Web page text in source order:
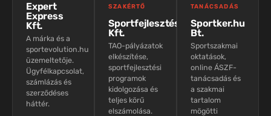
Expert
Express
Kft.
A márka és a
sportevolution.hu
üzemeltetője.
Ügyfélkapcsolat,
számlázás és
szerződéses
háttér.
SZAKÉRTŐ
Sportfejlesztés
Kft.
TAO-pályázatok
elkészítése,
sportfejlesztési
programok
kidolgozása és
teljes körű
elszámolása.
TANÁCSADÁS
Sportker.hu
Bt.
Sportszakmai
oktatások,
online ÁSZF-
tanácsadás és
a szakmai
tartalom
mögötti